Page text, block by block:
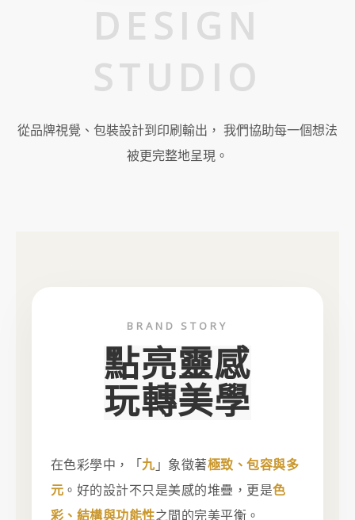
DESIGN
STUDIO
從品牌視覺、包裝設計到印刷輸出， 我們協助每一個想法
被更完整地呈現。
BRAND STORY
點亮靈感
玩轉美學
在色彩學中，「九」象徵著極致、包容與多
元 。好的設計不只是美感的堆疊，更是色
彩、結構與功能性之間的完美平衡。